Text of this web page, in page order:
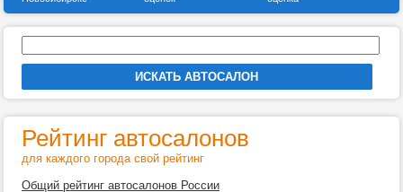
Рейтинг автосалонов
для каждого города свой рейтинг
Общий рейтинг автосалонов России